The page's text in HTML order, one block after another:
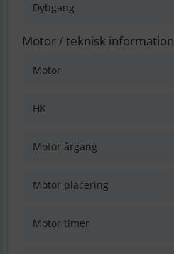
Dybgang
Motor / teknisk information
Motor
HK
Motor årgang
Motor placering
Motor timer